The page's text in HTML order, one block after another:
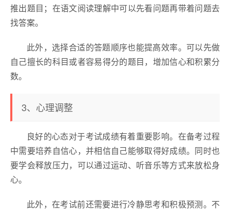
推出题目；在语文阅读理解中可以先看问题再带着问题去
找答案。
此外，选择合适的答题顺序也能提高效率。可以先做
自己擅长的科目或者容易得分的题目，增加信心和积累分
数。
3、心理调整
良好的心态对于考试成绩有着重要影响。在备考过程
中需要培养自信心，并相信自己能够取得好成绩。同时也
要学会释放压力，可以通过运动、听音乐等方式来放松身
心。
此外，在考试前还需要进行冷静思考和积极预测。不